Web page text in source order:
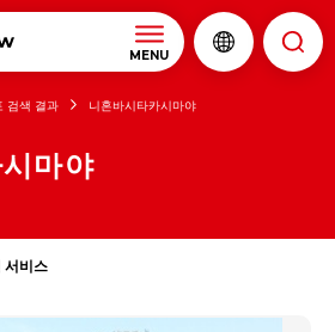
MENU
검색 결과 니혼바시타카시마야
마야
서비스